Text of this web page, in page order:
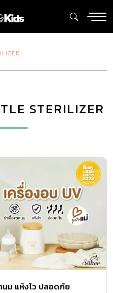
STERILIZER
นม แห้งไว ปลอดภัย